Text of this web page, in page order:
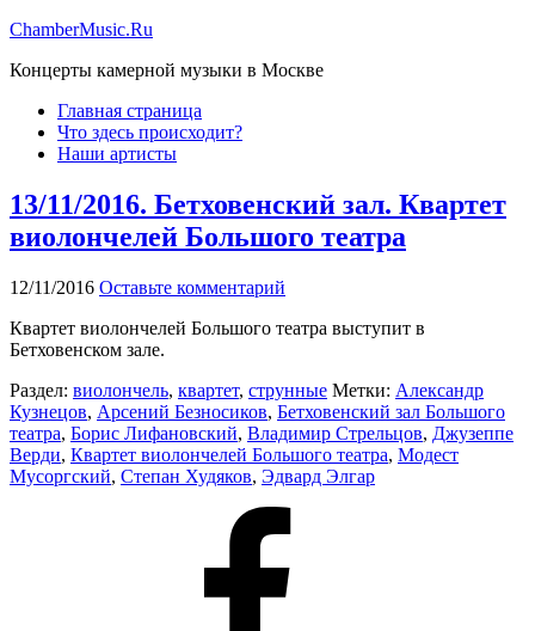
ChamberMusic.Ru
Концерты камерной музыки в Москве
Главная страница
Что здесь происходит?
Наши артисты
13/11/2016. Бетховенский зал. Квартет
виолончелей Большого театра
12/11/2016 Оставьте комментарий
Квартет виолончелей Большого театра выступит в
Бетховенском зале.
Раздел: виолончель, квартет, струнные Метки: Александр
Кузнецов, Арсений Безносиков, Бетховенский зал Большого
театра, Борис Лифановский, Владимир Стрельцов, Джузеппе
Верди, Квартет виолончелей Большого театра, Модест
Мусоргский, Степан Худяков, Эдвард Элгар